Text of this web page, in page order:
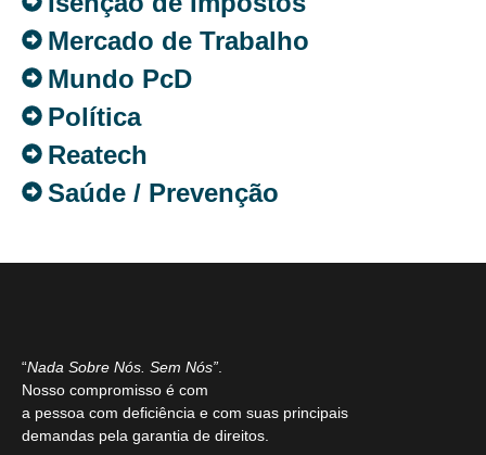
Mercado de Trabalho
Mundo PcD
Política
Reatech
Saúde / Prevenção
“Nada Sobre Nós. Sem Nós”
Nosso compromisso é com
a pessoa com deficiência e com suas principais
demandas pela garantia de direitos.